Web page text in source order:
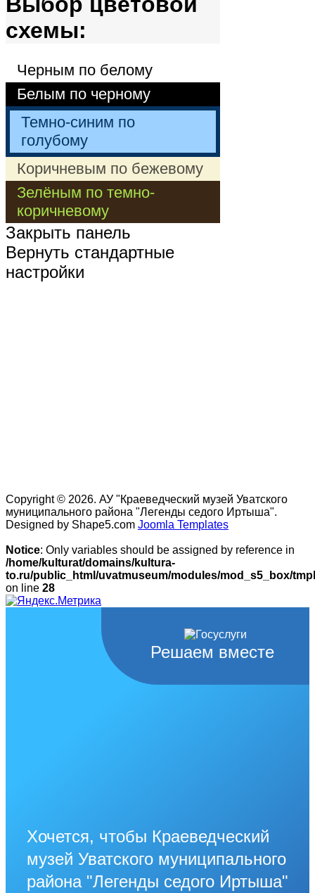
схемы:
Черным по белому
Белым по черному
Темно-синим по
голубому
Коричневым по бежевому
Зелёным по темно-
коричневому
Закрыть панель
Вернуть стандартные
настройки
Copyright © 2026. АУ "Краеведческий музей Уватского
муниципального района "Легенды седого Иртыша".
Designed by Shape5.com Joomla Templates
Notice: Only variables should be assigned by reference in
/home/kulturat/domains/kultura-
to.ru/public_html/uvatmuseum/modules/mod_s5_box/
on line 28
Решаем вместе
Хочется, чтобы Краеведческий
музей Уватского муниципального
района "Легенды седого Иртыша"